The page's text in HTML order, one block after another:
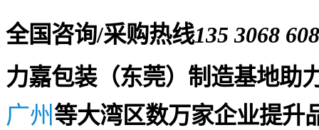
全国咨询/采购热线135 3068
力嘉包装（东莞）制造基地助
广州等大湾区数万家企业提升